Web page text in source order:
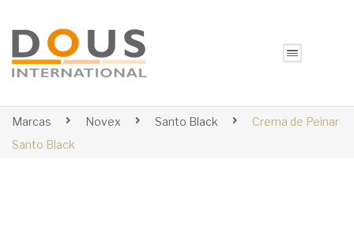
Marcas Novex Santo Black
Crema de Peinar
Santo Black